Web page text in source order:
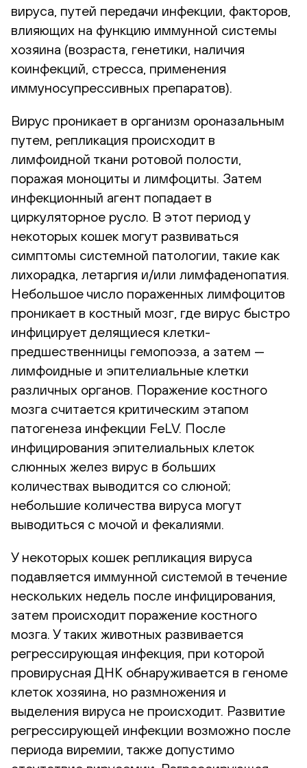
вируса, путей передачи инфекции, факторов,
влияющих на функцию иммунной системы
хозяина (возраста, генетики, наличия
коинфекций, стресса, применения
иммуносупрессивных препаратов).
Вирус проникает в организм ороназальным
путем, репликация происходит в
лимфоидной ткани ротовой полости,
поражая моноциты и лимфоциты. Затем
инфекционный агент попадает в
циркуляторное русло. В этот период у
некоторых кошек могут развиваться
симптомы системной патологии, такие как
лихорадка, летаргия и/или лимфаденопатия.
Небольшое число пораженных лимфоцитов
проникает в костный мозг, где вирус быстро
инфицирует делящиеся клетки-
предшественницы гемопоэза, а затем —
лимфоидные и эпителиальные клетки
различных органов. Поражение костного
мозга считается критическим этапом
патогенеза инфекции FeLV. После
инфицирования эпителиальных клеток
слюнных желез вирус в больших
количествах выводится со слюной;
небольшие количества вируса могут
выводиться с мочой и фекалиями.
У некоторых кошек репликация вируса
подавляется иммунной системой в течение
нескольких недель после инфицирования,
затем происходит поражение костного
мозга. У таких животных развивается
регрессирующая инфекция, при которой
провирусная ДНК обнаруживается в геноме
клеток хозяина, но размножения и
выделения вируса не происходит. Развитие
регрессирующей инфекции возможно после
периода виремии, также допустимо